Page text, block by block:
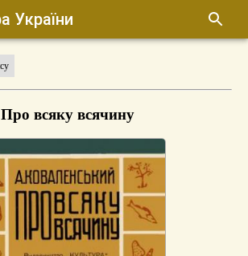
України
Про всяку всячину